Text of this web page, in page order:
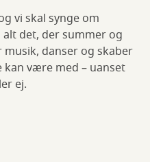
vi skal synge om
det, der summer og
danser og skaber
kan være med – uanset
ej.